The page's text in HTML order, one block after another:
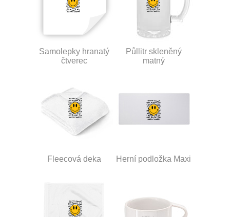
Samolepky hranatý
čtverec
Půllitr skleněný
matný
Fleecová deka Herní podložka Maxi